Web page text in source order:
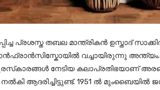
പ്രശസ്ത തബല മാന്ത്രികൻ ഉസ്താദ്
വച്ചായിരുന്നു
നേടിയ കലാപ്രതിഭയാണ്
ആദരിച്ചിട്ടുണ്ട്. 1951 ല്‍ മുംബൈയില്‍